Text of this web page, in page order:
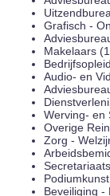
Grafisch -
Makelaars
Audio- en
Werving- en
Overige
Zorg -
Beveiliging -